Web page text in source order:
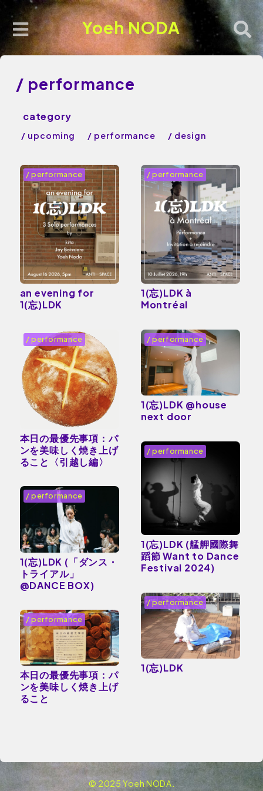
/ performance
/ upcoming / performance / design
/ performance
an evening for
1(忘)LDK
/ performance
1(忘)LDK à
Montréal
/ performance
本日の最優先事項：パ
ンを美味しく焼き上げ
ること〈引越し編〉
/ performance
1(忘)LDK @house
next door
/ performance
1(忘)LDK (艋舺國際舞
蹈節 Want to Dance
Festival 2024)
/ performance
1(忘)LDK (「ダンス・
トライアル」
@DANCE BOX)
/ performance
1(忘)LDK
/ performance
本日の最優先事項：パ
ンを美味しく焼き上げ
ること
© 2025 Yoeh NODA.
Yoeh NODA